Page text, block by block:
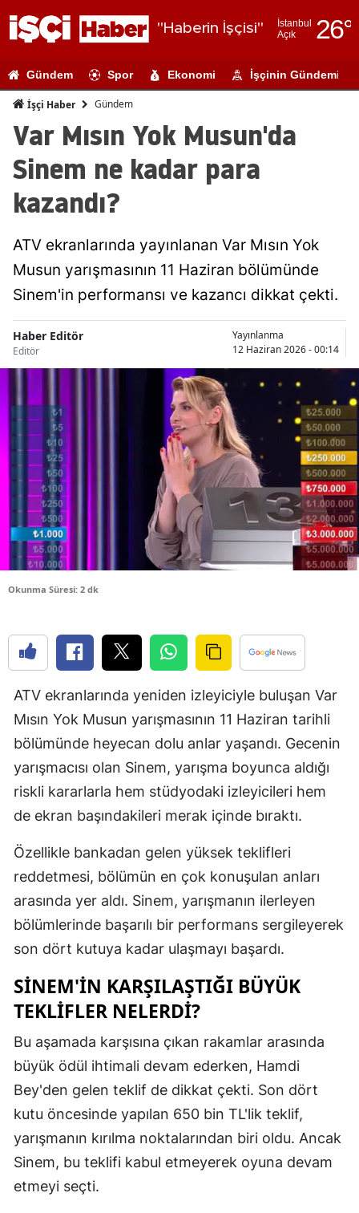
"Haberin İşçisi"
İstanbul
Açık
26°
Adıyaman
Ağrı
Antalya
Artvin
Balıkesir
Bingöl
Bitlis
Bolu
Burdur
Bursa
Çanakkale
Çorum
Denizli
Diyarbakır
Edirne
Elazığ
Eskişehir
Gaziantep
Giresun
Hatay
Isparta
Mersin
İstanbul
İzmir
Gündem Spor Ekonomi İşçinin Gündemi
İşçi Haber Gündem
Var Mısın Yok Musun'da
Sinem ne kadar para
kazandı?
ATV ekranlarında yayınlanan Var Mısın Yok
Musun yarışmasının 11 Haziran bölümünde
Sinem'in performansı ve kazancı dikkat çekti.
Haber Editör
Editör
Yayınlanma
12 Haziran 2026 - 00:14
Okunma Süresi: 2 dk
ATV ekranlarında yeniden izleyiciyle buluşan Var
Mısın Yok Musun yarışmasının 11 Haziran tarihli
bölümünde heyecan dolu anlar yaşandı. Gecenin
yarışmacısı olan Sinem, yarışma boyunca aldığı
riskli kararlarla hem stüdyodaki izleyicileri hem
de ekran başındakileri merak içinde bıraktı.
Özellikle bankadan gelen yüksek teklifleri
reddetmesi, bölümün en çok konuşulan anları
arasında yer aldı. Sinem, yarışmanın ilerleyen
bölümlerinde başarılı bir performans sergileyerek
son dört kutuya kadar ulaşmayı başardı.
SINEM'IN KARŞILAŞTIĞI BÜYÜK
TEKLIFLER NELERDI?
Bu aşamada karşısına çıkan rakamlar arasında
büyük ödül ihtimali devam ederken, Hamdi
Bey'den gelen teklif de dikkat çekti. Son dört
kutu öncesinde yapılan 650 bin TL'lik teklif,
yarışmanın kırılma noktalarından biri oldu. Ancak
Sinem, bu teklifi kabul etmeyerek oyuna devam
etmeyi seçti.